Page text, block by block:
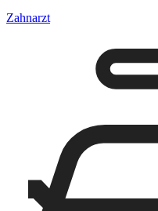
Zahnarzt